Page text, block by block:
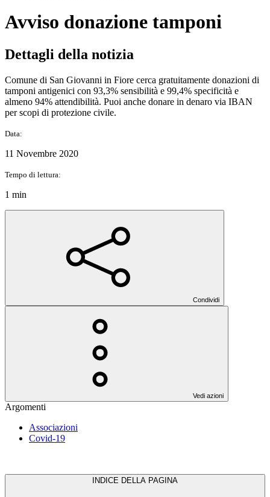
Avviso donazione tamponi
Dettagli della notizia
Comune di San Giovanni in Fiore cerca gratuitamente donazioni di
tamponi antigenici con 93,3% sensibilità e 99,4% specificità e
almeno 94% attendibilità. Puoi anche donare in denaro via IBAN
per scopi di protezione civile.
Data:
11 Novembre 2020
Tempo di lettura:
1 min
Condividi
Vedi azioni
Argomenti
Associazioni
Covid-19
INDICE DELLA PAGINA